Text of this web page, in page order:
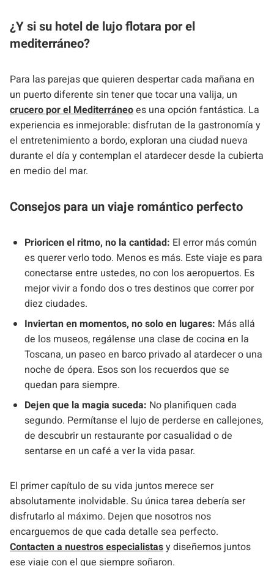
¿Y si su hotel de lujo flotara por el
mediterráneo?
Para las parejas que quieren despertar cada mañana en
un puerto diferente sin tener que tocar una valija, un
crucero por el Mediterráneoes una opción fantástica. La
experiencia es inmejorable: disfrutan de la gastronomía y
el entretenimiento a bordo, exploran una ciudad nueva
durante el día y contemplan el atardecer desde la cubierta
en medio del mar.
Consejos para un viaje romántico perfecto
Prioricen el ritmo, no la cantidad: El error más común
es querer verlo todo. Menos es más. Este viaje es para
conectarse entre ustedes, no con los aeropuertos. Es
mejor vivir a fondo dos o tres destinos que correr por
diez ciudades.
Inviertan en momentos, no solo en lugares: Más allá
de los museos, regálense una clase de cocina en la
Toscana, un paseo en barco privado al atardecer o una
noche de ópera. Esos son los recuerdos que se
quedan para siempre.
Dejen que la magia suceda: No planifiquen cada
segundo. Permítanse el lujo de perderse en callejones,
de descubrir un restaurante por casualidad o de
sentarse en un café a ver la vida pasar.
El primer capítulo de su vida juntos merece ser
absolutamente inolvidable. Su única tarea debería ser
disfrutarlo al máximo. Dejen que nosotros nos
encarguemos de que cada detalle sea perfecto.
Contacten a nuestros especialistasy diseñemos juntos
ese viaje con el que siempre soñaron.